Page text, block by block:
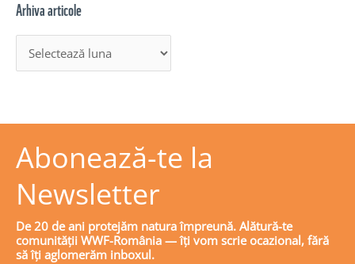
Arhiva articole
Abonează-te la
Newsletter
De 20 de ani protejăm natura împreună. Alătură-te
comunității WWF-România — îți vom scrie ocazional, fără
să îți aglomerăm inboxul.